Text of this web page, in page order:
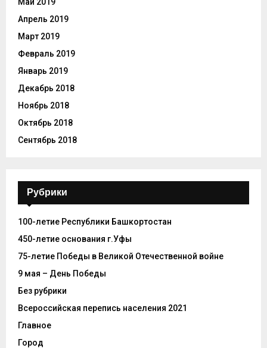
Апрель 2019
Март 2019
Февраль 2019
Январь 2019
Декабрь 2018
Ноябрь 2018
Октябрь 2018
Сентябрь 2018
Рубрики
100-летие Республики Башкортостан
450-летие основания г.Уфы
75-летие Победы в Великой Отечественной войне
9 мая – День Победы
Без рубрики
Всероссийская перепись населения 2021
Главное
Город